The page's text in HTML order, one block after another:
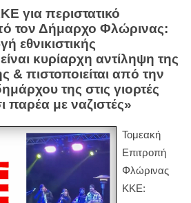
για περιστατικό
τον Δήμαρχο Φλώρινας:
εθνικιστικής
κυρίαρχη αντίληψη της
& πιστοποιείται από την
της στις γιορτές
παρέα με ναζιστές»
Τομεακή
Επιτροπή
Φλώρινας
ΚΚΕ: